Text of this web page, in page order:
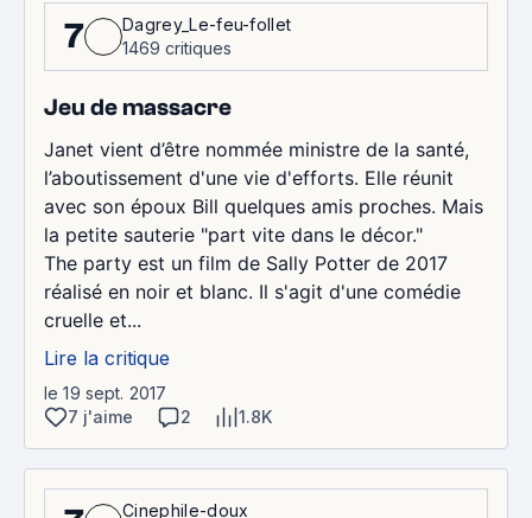
7
Dagrey_Le-feu-follet
1469 critiques
Jeu de massacre
Janet vient d’être nommée ministre de la santé,
l’aboutissement d'une vie d'efforts. Elle réunit
avec son époux Bill quelques amis proches. Mais
la petite sauterie "part vite dans le décor."
The party est un film de Sally Potter de 2017
réalisé en noir et blanc. Il s'agit d'une comédie
cruelle et...
Lire la critique
le 19 sept. 2017
7 j'aime
2 1.8K
Cinephile-doux